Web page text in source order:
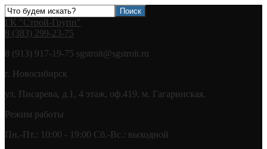
ГК "Строй-Групп"
8 (383) 299-23-75
8 (913) 917-19-75 sgstroit@sgstroit.ru
г. Новосибирск
ул. Писарева, д.1, 4 этаж, оф.419. м. Гагаринская.
Режим работы
Пн.-Пт.: 10:00 - 19:00 Сб.-Вс.: выходной